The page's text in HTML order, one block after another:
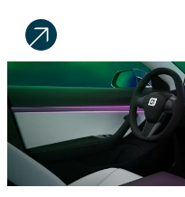
Sijoittaja.fi
Tee
parempia
sijoituspäätöksiä